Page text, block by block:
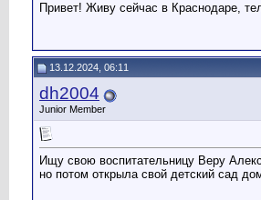
Привет! Живу сейчас в Краснодаре,
13.12.2024, 06:11
dh2004
Junior Member
Ищу свою воспитательницу Веру
но потом открыла свой детский сад